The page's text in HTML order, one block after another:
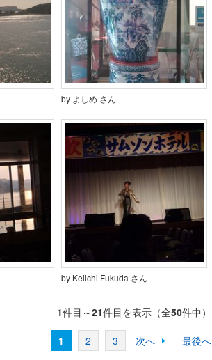
by よしめ さん
by Keiichi Fukuda さん
1件目～21件目を表示（全50件中）
1 2 3 次へ 最後へ